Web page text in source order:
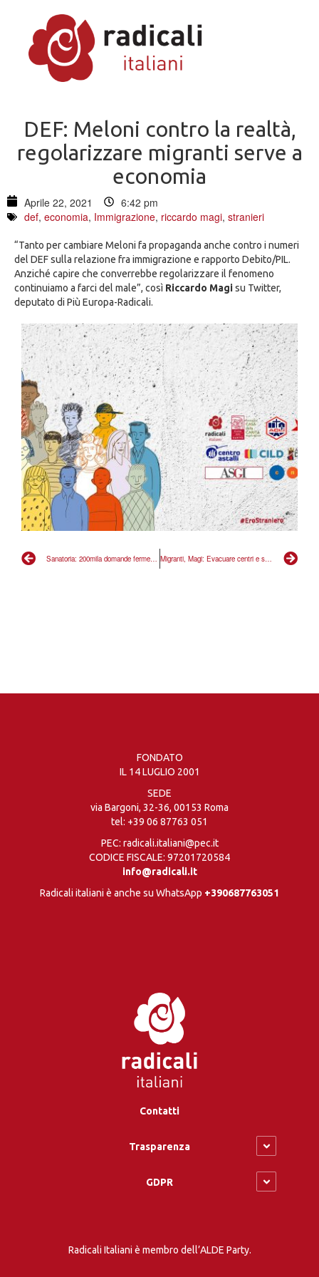
DEF: Meloni contro la realtà,
regolarizzare migranti serve a
economia
Aprile 22, 2021
6:42 pm
def, economia, Immigrazione, riccardo magi, stranieri
Migranti, Magi: Evacuare centri e subito commissione inchiesta su accordi Italia-Libia
“Tanto per cambiare Meloni fa propaganda anche contro i numeri
del DEF sulla relazione fra immigrazione e rapporto Debito/PIL.
Anziché capire che converrebbe regolarizzare il fenomeno
continuiamo a farci del male”, così Riccardo Magisu Twitter,
deputato di Più Europa-Radicali.
FONDATO
IL 14 LUGLIO 2001
SEDE
via Bargoni, 32-36, 00153 Roma
tel: +39 06 87763 051
PEC: radicali.italiani@pec.it
CODICE FISCALE: 97201720584
info@radicali.it
Radicali italiani è anche su WhatsApp +390687763051
Contatti
Trasparenza
GDPR
Radicali Italiani è membro dell’ALDE Party.